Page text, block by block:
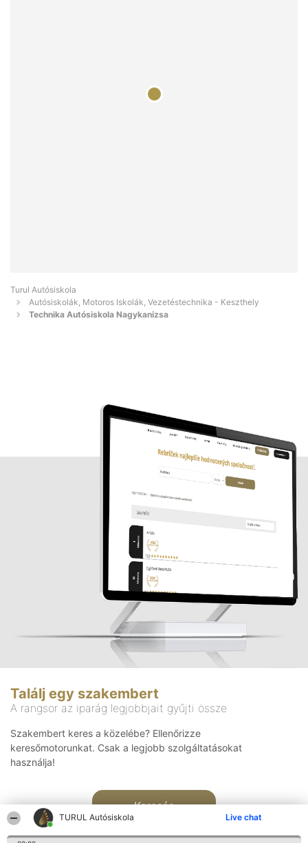
TURUL Autósiskola Live chat
Turul Autósiskola
Autósiskolák, Motoros Iskolák, Vezetéstechnika - Keszthely
Technika Autósiskola Nagykanizsa
Találj egy szakembert
A rangsor az iparág legjobbjait gyűjti össze
Szakembert keres a közelébe? Ellenőrizze
keresőmotorunkat. Csak a legjobb szolgáltatásokat
használja!
Keresés